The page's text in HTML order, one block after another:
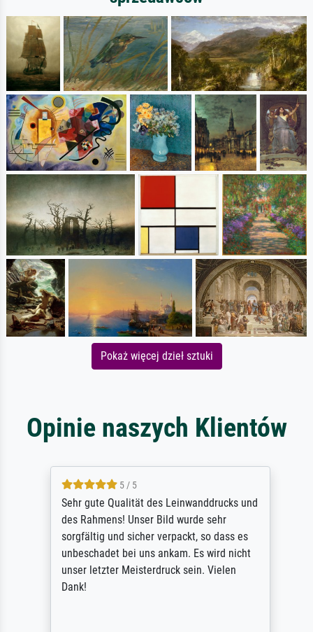
Pokaż więcej dzieł sztuki
Opinie naszych Klientów
5 / 5
Sehr gute Qualität des Leinwanddrucks und
des Rahmens! Unser Bild wurde sehr
sorgfältig und sicher verpackt, so dass es
unbeschadet bei uns ankam. Es wird nicht
unser letzter Meisterdruck sein. Vielen
Dank!